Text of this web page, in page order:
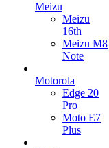
Meizu
Meizu
16th
Meizu M8
Note
Motorola
Edge 20
Pro
Moto E7
Plus